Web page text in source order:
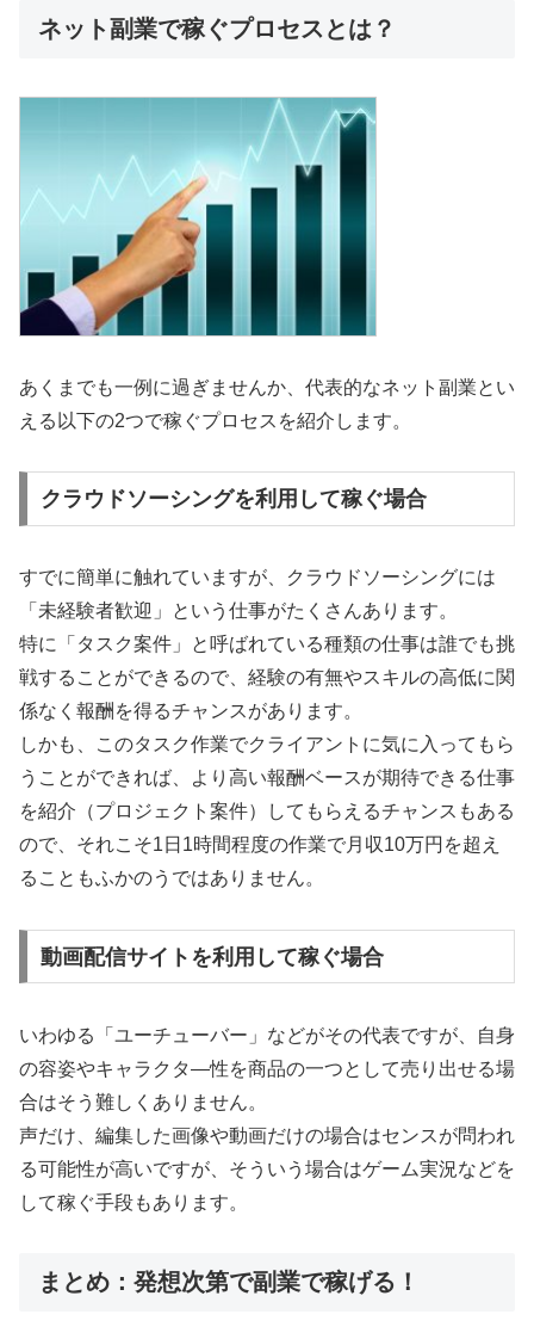
ネット副業で稼ぐプロセスとは？
あくまでも一例に過ぎませんか、代表的なネット副業とい
える以下の2つで稼ぐプロセスを紹介します。
クラウドソーシングを利用して稼ぐ場合
すでに簡単に触れていますが、クラウドソーシングには
「未経験者歓迎」という仕事がたくさんあります。
特に「タスク案件」と呼ばれている種類の仕事は誰でも挑
戦することができるので、経験の有無やスキルの高低に関
係なく報酬を得るチャンスがあります。
しかも、このタスク作業でクライアントに気に入ってもら
うことができれば、より高い報酬ベースが期待できる仕事
を紹介（プロジェクト案件）してもらえるチャンスもある
ので、それこそ1日1時間程度の作業で月収10万円を超え
ることもふかのうではありません。
動画配信サイトを利用して稼ぐ場合
いわゆる「ユーチューバー」などがその代表ですが、自身
の容姿やキャラクタ―性を商品の一つとして売り出せる場
合はそう難しくありません。
声だけ、編集した画像や動画だけの場合はセンスが問われ
る可能性が高いですが、そういう場合はゲーム実況などを
して稼ぐ手段もあります。
まとめ：発想次第で副業で稼げる！